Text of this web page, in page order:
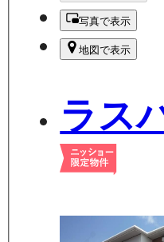
写真で表示
地図で表示
ラス